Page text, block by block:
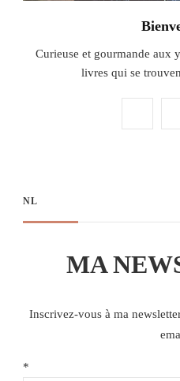
Curieuse et gourmande aux
livres qui se
NL
MA
Inscrivez-vous à ma
*